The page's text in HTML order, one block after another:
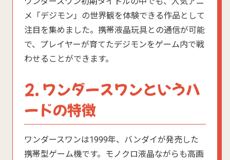
メ「デジモン」の世界観を体験できる作品として
注目を集めました。携帯液晶玩具との通信が可能
で、プレイヤーが育てたデジモンをゲーム内で戦
わせることができます。
2. ワンダースワンというハ
ードの特徴
ワンダースワンは1999年、バンダイが発売した
携帯型ゲーム機です。モノクロ液晶ながらも高画